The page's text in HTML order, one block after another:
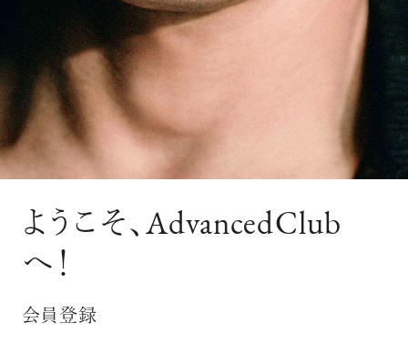
登録は無料です。
一緒に『AdvancedTime』を楽しみましょう！
会員登録をする
ようこそ、AdvancedClub
へ！
会員登録